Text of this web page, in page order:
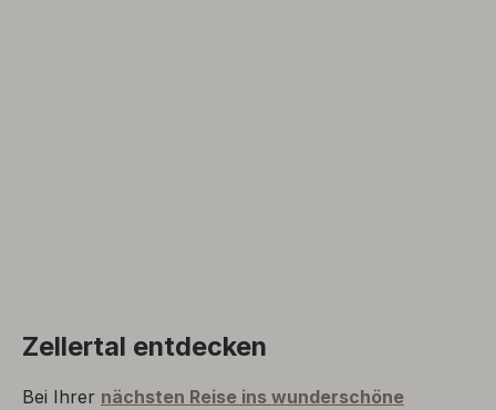
Zellertal entdecken
Bei Ihrer nächsten Reise ins wunderschöne